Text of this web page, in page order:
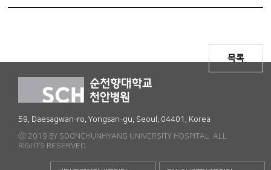
목록
59, Daesagwan-ro, Yongsan-gu, Seoul, 04401, Korea
ⓒ 2019 BY SOONCHUNHYANG UNIVERSITY HOSPITAL. ALL
RIGHTS RESERVED.